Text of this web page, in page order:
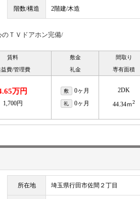
階数/構造 2階建/木造
ＴＶドアホン完備/
賃料
益費/管理費
敷金
礼金
間取り
専有面積
万円
1,700円
敷 0ヶ月
礼 0ヶ月
2DK
44.34ｍ2
所在地 埼玉県行田市佐間２丁目